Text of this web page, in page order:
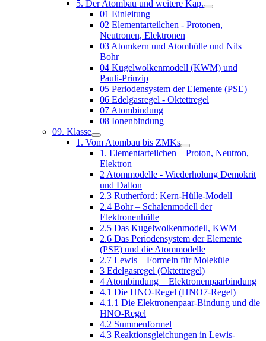
5. Der Atombau und weitere Kap.
01 Einleitung
02 Elementarteilchen - Protonen,
Neutronen, Elektronen
03 Atomkern und Atomhülle und Nils
Bohr
04 Kugelwolkenmodell (KWM) und
Pauli-Prinzip
05 Periodensystem der Elemente (PSE)
06 Edelgasregel - Oktettregel
07 Atombindung
08 Ionenbindung
09. Klasse
1. Vom Atombau bis ZMKs
1. Elementarteilchen – Proton, Neutron,
Elektron
2 Atommodelle - Wiederholung Demokrit
und Dalton
2.3 Rutherford: Kern-Hülle-Modell
2.4 Bohr – Schalenmodell der
Elektronenhülle
2.5 Das Kugelwolkenmodell, KWM
2.6 Das Periodensystem der Elemente
(PSE) und die Atommodelle
2.7 Lewis – Formeln für Moleküle
3 Edelgasregel (Oktettregel)
4 Atombindung = Elektronenpaarbindung
4.1 Die HNO-Regel (HNO7-Regel)
4.1.1 Die Elektronenpaar-Bindung und die
HNO-Regel
4.2 Summenformel
4.3 Reaktionsgleichungen in Lewis-